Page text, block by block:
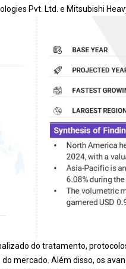
Pvt. Ltd. e Mitsubishi
do tratamento,
mercado. Além disso, os